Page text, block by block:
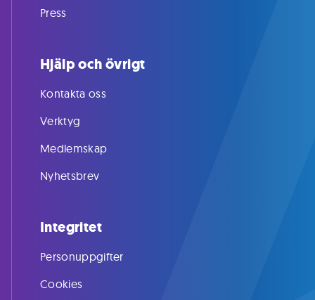
Press
Hjälp och övrigt
Kontakta oss
Verktyg
Medlemskap
Nyhetsbrev
Integritet
Personuppgifter
Cookies